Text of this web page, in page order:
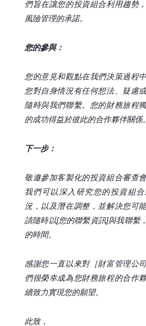
們旨在讓您的投資組合利用趨勢
風險管理的承諾。
您的參與：
您的意見和觀點在我們決策過程
您對自身情況有任何想法、疑慮
隨時與我們聯繫。您的財務旅程
的成功得益於彼此的合作夥伴關係。
下一步：
敬邀參加客製化的投資組合審查
我們可以深入研究您的投資組
況，以及潛在調整，並解決您可
請隨時以[您的聯繫資訊]與我聯繫
的時間。
感謝您一直以來對［財富管理公
們很榮幸成為您財務旅程的合作
續致力實現您的願望。
此致，